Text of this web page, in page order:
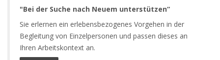
"Bei der Suche nach Neuem unterstützen“
Sie erlernen ein erlebensbezogenes Vorgehen in der
Begleitung von Einzelpersonen und passen dieses an
Ihren Arbeitskontext an.